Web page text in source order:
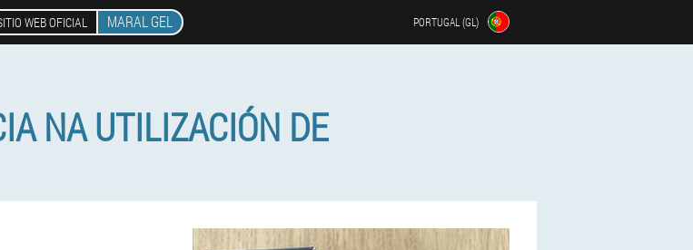
WEB OFICIAL MARAL GEL PORTUGAL (GL)
NA UTILIZACIÓN DE